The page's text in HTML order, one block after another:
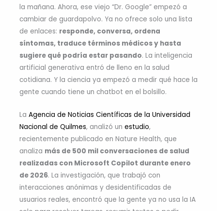
la mañana. Ahora, ese viejo “Dr. Google” empezó a
cambiar de guardapolvo. Ya no ofrece solo una lista
de enlaces: responde, conversa, ordena
síntomas, traduce términos médicos y hasta
sugiere qué podría estar pasando. La inteligencia
artificial generativa entró de lleno en la salud
cotidiana. Y la ciencia ya empezó a medir qué hace la
gente cuando tiene un chatbot en el bolsillo.
La Agencia de Noticias Científicas de la Universidad
Nacional de Quilmes, analizó un estudio,
recientemente publicado en Nature Health, que
analiza más de 500 mil conversaciones de salud
realizadas con Microsoft Copilot durante enero
de 2026. La investigación, que trabajó con
interacciones anónimas y desidentificadas de
usuarios reales, encontró que la gente ya no usa la IA